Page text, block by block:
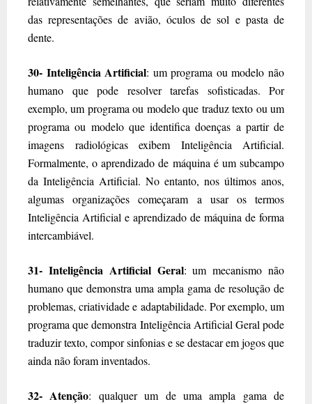
das representações de avião, óculos de sol e pasta de
dente.
30- Inteligência Artificial: um programa ou modelo não
humano que pode resolver tarefas sofisticadas. Por
exemplo, um programa ou modelo que traduz texto ou um
programa ou modelo que identifica doenças a partir de
imagens radiológicas exibem Inteligência Artificial.
Formalmente, o aprendizado de máquina é um subcampo
da Inteligência Artificial. No entanto, nos últimos anos,
algumas organizações começaram a usar os termos
Inteligência Artificial e aprendizado de máquina de forma
intercambiável.
31- Inteligência Artificial Geral: um mecanismo não
humano que demonstra uma ampla gama de resolução de
problemas, criatividade e adaptabilidade. Por exemplo, um
programa que demonstra Inteligência Artificial Geral pode
traduzir texto, compor sinfonias e se destacar em jogos que
ainda não foram inventados.
32- Atenção: qualquer um de uma ampla gama de